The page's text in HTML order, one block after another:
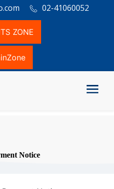
02-41060052
ZONE
Notice